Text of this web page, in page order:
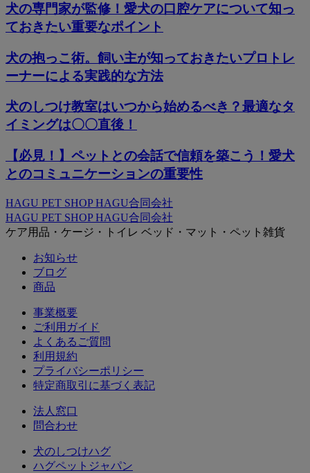
犬の専門家が監修！愛犬の口腔ケアについて知っ
ておきたい重要なポイント
犬の抱っこ術。飼い主が知っておきたいプロトレ
ーナーによる実践的な方法
犬のしつけ教室はいつから始めるべき？最適なタ
イミングは〇〇直後！
【必見！】ペットとの会話で信頼を築こう！愛犬
とのコミュニケーションの重要性
HAGU PET SHOP HAGU合同会社
HAGU PET SHOP HAGU合同会社
ケア用品・ケージ・トイレ ベッド・マット・ペット雑貨
お知らせ
ブログ
商品
事業概要
ご利用ガイド
よくあるご質問
利用規約
プライバシーポリシー
特定商取引に基づく表記
法人窓口
問合わせ
犬のしつけハグ
ハグペットジャパン